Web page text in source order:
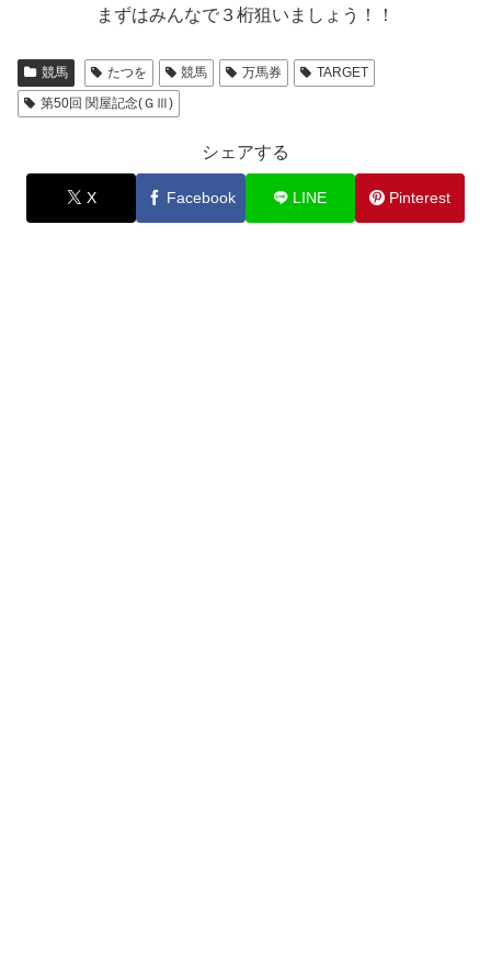
まずはみんなで３桁狙いましょう！！
競馬 たつを 競馬 万馬券
TARGET
第50回 関屋記念(ＧⅢ)
シェアする
X Facebook LINE Pinterest